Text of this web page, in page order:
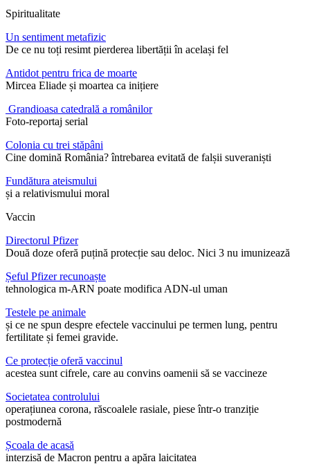
Spiritualitate
Un sentiment metafizic
De ce nu toți resimt pierderea libertății în același fel
Antidot pentru frica de moarte
Mircea Eliade și moartea ca inițiere
Grandioasa catedrală a românilor
Foto-reportaj serial
Colonia cu trei stăpâni
Cine domină România? întrebarea evitată de falșii suveraniști
Fundătura ateismului
și a relativismului moral
Vaccin
Directorul Pfizer
Două doze oferă puțină protecție sau deloc. Nici 3 nu imunizează
Șeful Pfizer recunoaște
tehnologica m-ARN poate modifica ADN-ul uman
Testele pe animale
și ce ne spun despre efectele vaccinului pe termen lung, pentru
fertilitate și femei gravide.
Ce protecție oferă vaccinul
acestea sunt cifrele, care au convins oamenii să se vaccineze
Societatea controlului
operațiunea corona, răscoalele rasiale, piese într-o tranziție
postmodernă
Școala de acasă
interzisă de Macron pentru a apăra laicitatea